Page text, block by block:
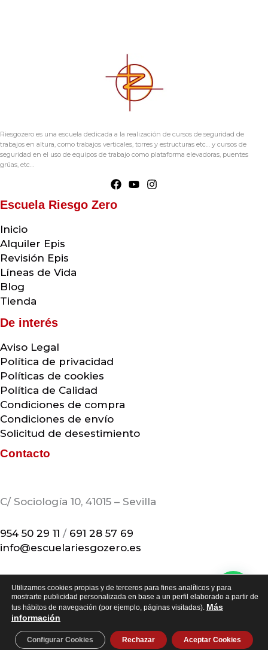
Riesgozero es una escuela dedicada a la realización de cursos de seguridad de
trabajos en altura, como trabajos verticales, torres y estructuras etc… y cursos de
seguridad en el uso de equipos de trabajo como plataforma elevadoras, puentes
grúas, etc…
Escuela Riesgo Zero
Inicio
Alquiler Epis
Revisión Epis
Líneas de Vida
Blog
Tienda
De interés
Aviso Legal
Política de privacidad
Políticas de cookies
Política de Calidad
Condiciones de compra
Condiciones de envío
Solicitud de desestimiento
Contacto
C/ Sociología 10, 41015 – Sevilla
954 50 29 11 / 691 28 57 69
info@escuelariesgozero.es
Copyright © 2026 Escuela Riesgo Zero
Utilizamos cookies propias y de terceros para fines analíticos y para
mostrarte publicidad personalizada en base a un perfil elaborado a partir de
tus hábitos de navegación (por ejemplo, páginas visitadas). Más
información
Aceptar Cookies
Rechazar
Configurar Cookies